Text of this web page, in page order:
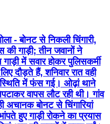
- बोनट से निकली चिंगारी,
गाड़ी; तीन जवानों ने
में सवार होकर पुलिसकर्मी
दौड़ते हैं, शनिवार रात वही
में फंस गई। ओढ़ां थाने
वापस लौट रही थी। गांव
अचानक बोनट से चिंगारियां
हुए गाड़ी रोकने का प्रयास